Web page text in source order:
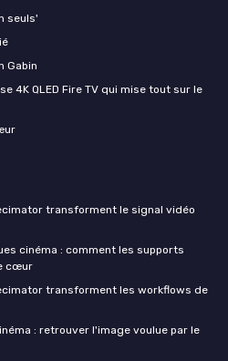
seuls'
Gabin
4K QLED Fire TV qui mise tout sur le
transforment le signal vidéo
cinéma : comment les supports
cœur
transforment les workflows de
: retrouver l'image voulue par le